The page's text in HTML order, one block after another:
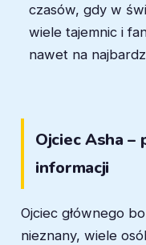
czasów, gdy w
wiele tajemnic i
nawet na
Ojciec Asha –
informacji
Ojciec głównego
nieznany, wiele